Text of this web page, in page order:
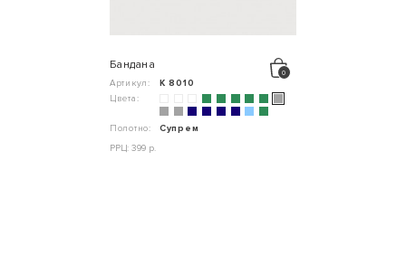
Бандана
Артикул:
К 8010
Цвета:
Полотно:
Супрем
РРЦ: 399 р.